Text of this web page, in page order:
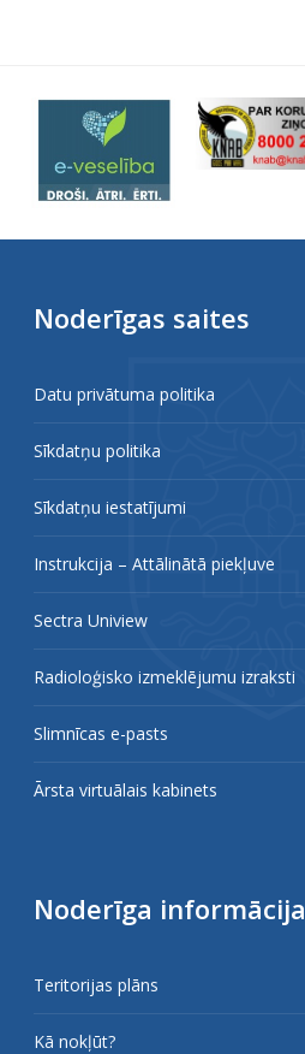
Noderīgas saites
Datu privātuma politika
Sīkdatņu politika
Sīkdatņu iestatījumi
Instrukcija – Attālinātā piekļuve
Sectra Uniview
Radioloģisko izmeklējumu izraksti
Slimnīcas e-pasts
Ārsta virtuālais kabinets
Noderīga informācija
Teritorijas plāns
Kā nokļūt?